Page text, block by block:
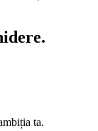
ta.